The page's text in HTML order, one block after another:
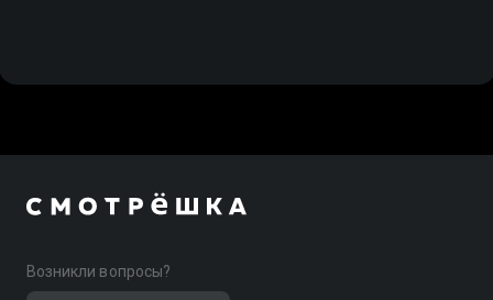
Возникли вопросы?